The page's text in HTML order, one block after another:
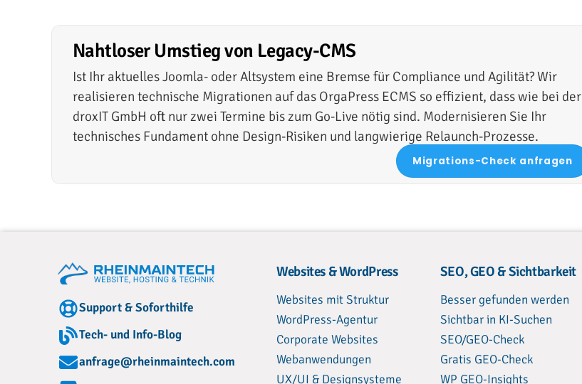
Nahtloser Umstieg von Legacy-CMS
Ist Ihr aktuelles Joomla- oder Altsystem eine Bremse für Compliance und Agilität? Wir
realisieren technische Migrationen auf das OrgaPress ECMS so effizient, dass wie bei der
droxIT GmbH oft nur zwei Termine bis zum Go-Live nötig sind. Modernisieren Sie Ihr
technisches Fundament ohne Design-Risiken und langwierige Relaunch-Prozesse.
Migrations-Check anfragen
Support & Soforthilfe
Tech- und Info-Blog
anfrage@rheinmaintech.com
Websites & WordPress
Websites mit Struktur
WordPress-Agentur
Corporate Websites
Webanwendungen
UX/UI & Designsysteme
SEO, GEO & Sichtbarkeit
Besser gefunden werden
Sichtbar in KI-Suchen
SEO/GEO-Check
Gratis GEO-Check
WP GEO-Insights